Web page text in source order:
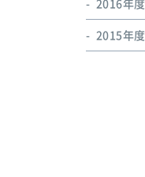
2016年度
2015年度